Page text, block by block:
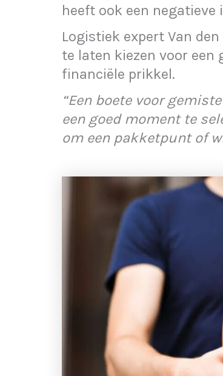
heeft ook een
Logistiek expert Van
te laten kiezen voor een
financiële prikkel.
“Een boete voor
een goed moment te
om een pakketpunt of